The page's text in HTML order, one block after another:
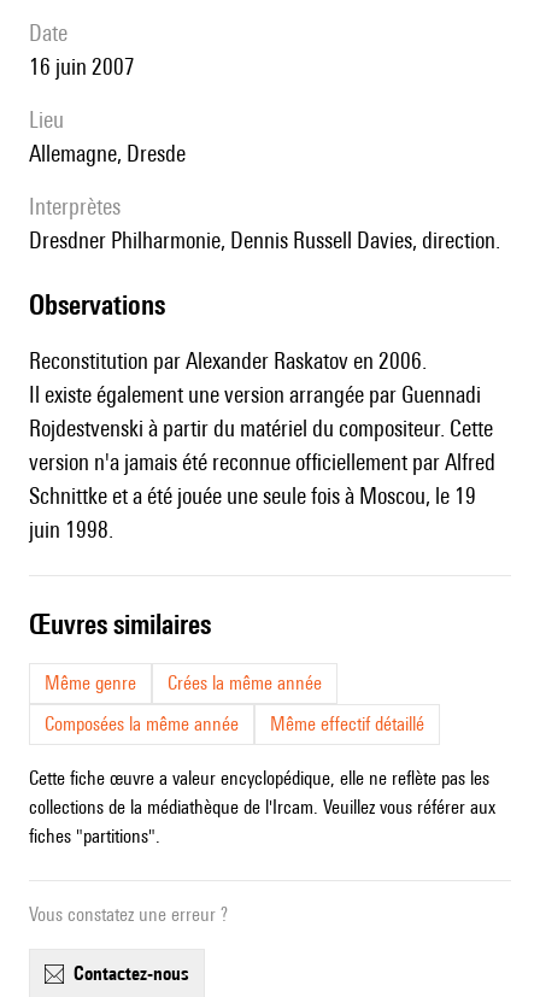
date
16 juin 2007
lieu
Allemagne, Dresde
interprètes
Dresdner Philharmonie, Dennis Russell Davies, direction.
observations
Reconstitution par Alexander Raskatov en 2006.
Il existe également une version arrangée par Guennadi
Rojdestvenski à partir du matériel du compositeur. Cette
version n'a jamais été reconnue officiellement par Alfred
Schnittke et a été jouée une seule fois à Moscou, le 19
juin 1998.
œuvres similaires
Même genre
Crées la même année
Composées la même année
Même effectif détaillé
Cette fiche œuvre a valeur encyclopédique, elle ne reflète pas les
collections de la médiathèque de l'Ircam. Veuillez vous référer aux
fiches "partitions".
Vous constatez une erreur ?
contactez-nous